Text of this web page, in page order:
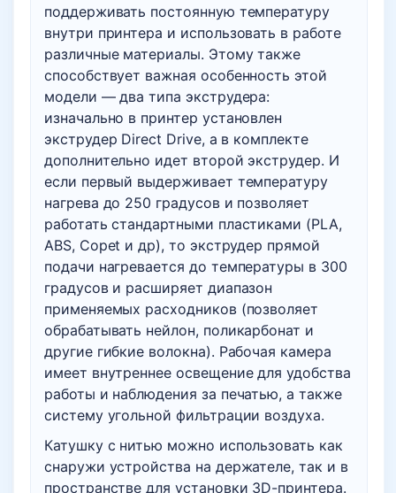
поддерживать постоянную температуру
внутри принтера и использовать в работе
различные материалы. Этому также
способствует важная особенность этой
модели — два типа экструдера:
изначально в принтер установлен
экструдер Direct Drive, а в комплекте
дополнительно идет второй экструдер. И
если первый выдерживает температуру
нагрева до 250 градусов и позволяет
работать стандартными пластиками (PLA,
ABS, Copet и др), то экструдер прямой
подачи нагревается до температуры в 300
градусов и расширяет диапазон
применяемых расходников (позволяет
обрабатывать нейлон, поликарбонат и
другие гибкие волокна). Рабочая камера
имеет внутреннее освещение для удобства
работы и наблюдения за печатью, а также
систему угольной фильтрации воздуха.
Катушку с нитью можно использовать как
снаружи устройства на держателе, так и в
пространстве для установки 3D-принтера.